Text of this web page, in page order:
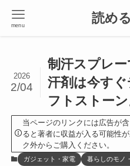
読め
menu
制汗スプレ
汗剤は今す
フトストー
2026
2/04
当ページのリンクには広告が
ると著者に収益が入る可能性
ク外からご購入ください。
ガジェット・家電 暮らしのモノ